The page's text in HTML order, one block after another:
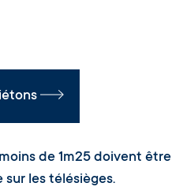
de 1m25 doivent être
sur les télésièges.